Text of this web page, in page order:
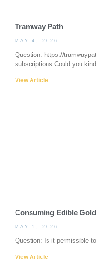
Tramway Path
MAY 4, 2026
Question: https://
subscriptions Could you
View Article
Consuming Edible Gold
MAY 1, 2026
Question: Is it permissible
View Article